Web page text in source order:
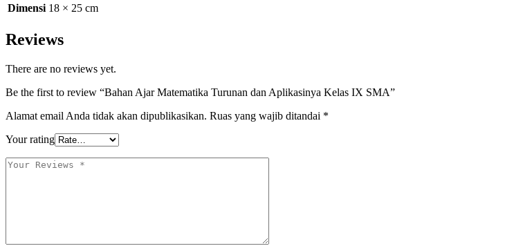
Dimensi 18 × 25 cm
Reviews
There are no reviews yet.
Be the first to review “Bahan Ajar Matematika Turunan dan Aplikasinya Kelas IX SMA”
Alamat email Anda tidak akan dipublikasikan. Ruas yang wajib ditandai *
Your rating